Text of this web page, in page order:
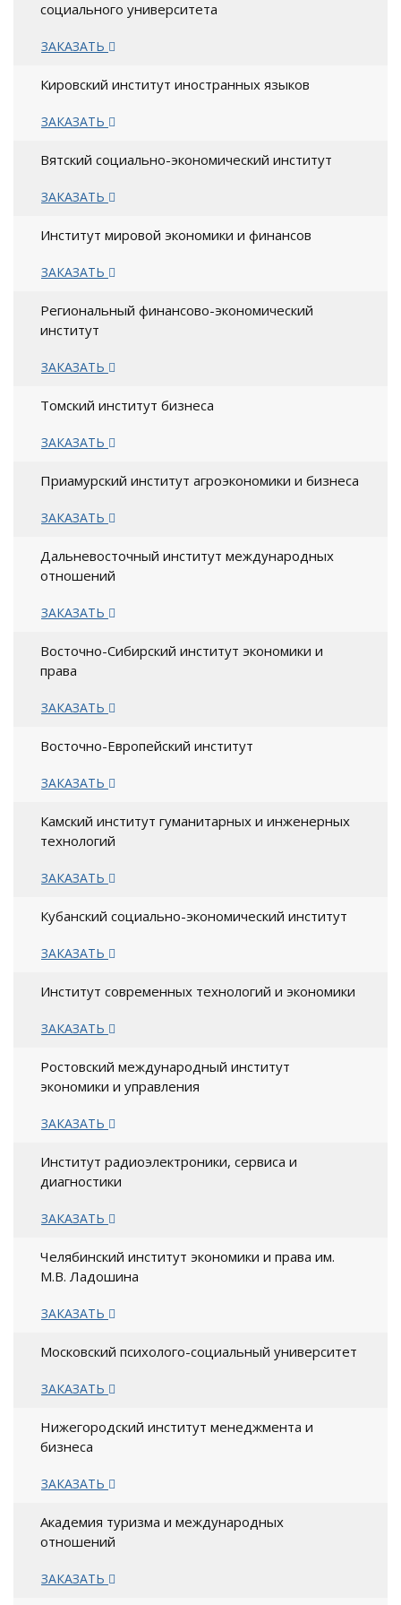
социального университета
ЗАКАЗАТЬ
Кировский институт иностранных языков
ЗАКАЗАТЬ
Вятский социально-экономический институт
ЗАКАЗАТЬ
Институт мировой экономики и финансов
ЗАКАЗАТЬ
Региональный финансово-экономический
институт
ЗАКАЗАТЬ
Томский институт бизнеса
ЗАКАЗАТЬ
Приамурский институт агроэкономики и бизнеса
ЗАКАЗАТЬ
Дальневосточный институт международных
отношений
ЗАКАЗАТЬ
Восточно-Сибирский институт экономики и
права
ЗАКАЗАТЬ
Восточно-Европейский институт
ЗАКАЗАТЬ
Камский институт гуманитарных и инженерных
технологий
ЗАКАЗАТЬ
Кубанский социально-экономический институт
ЗАКАЗАТЬ
Институт современных технологий и экономики
ЗАКАЗАТЬ
Ростовский международный институт
экономики и управления
ЗАКАЗАТЬ
Институт радиоэлектроники, сервиса и
диагностики
ЗАКАЗАТЬ
Челябинский институт экономики и права им.
М.В. Ладошина
ЗАКАЗАТЬ
Московский психолого-социальный университет
ЗАКАЗАТЬ
Нижегородский институт менеджмента и
бизнеса
ЗАКАЗАТЬ
Академия туризма и международных
отношений
ЗАКАЗАТЬ